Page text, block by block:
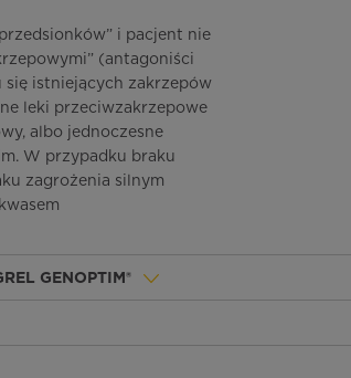
i pacjent nie
(antagoniści
istniejących zakrzepów
leki przeciwzakrzepowe
albo jednoczesne
W przypadku braku
zagrożenia silnym
GENOPTIM®